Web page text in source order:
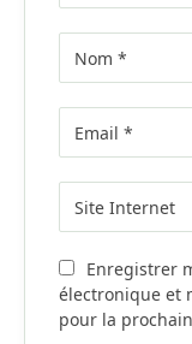
Enregistrer
électronique et
pour la